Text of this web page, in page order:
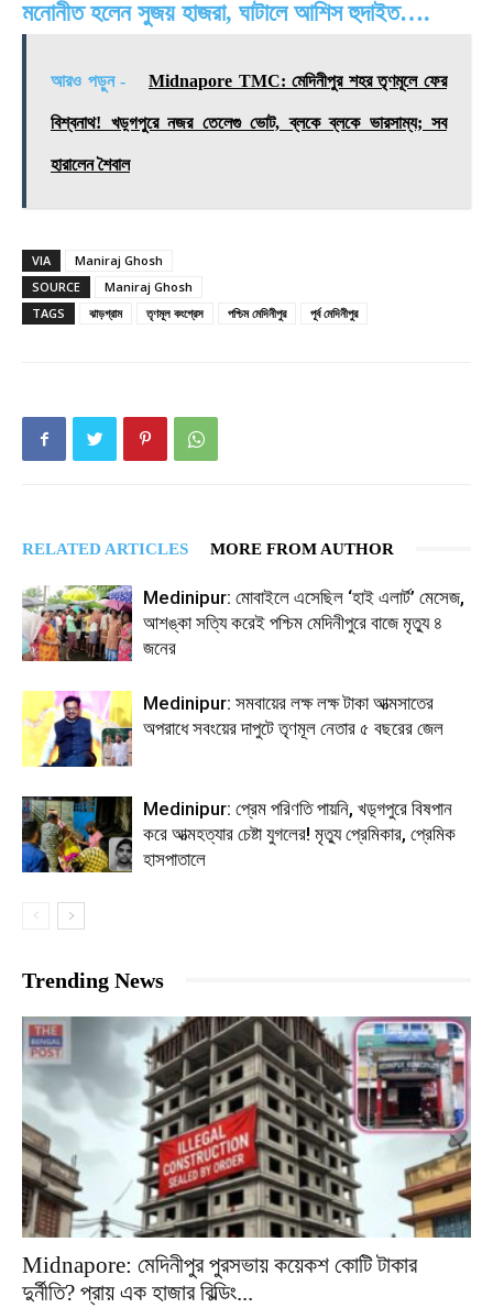
মনোনীত হলেন সুজয় হাজরা, ঘাটালে আশিস হুদাইত….
আরও পড়ুন - Midnapore TMC: মেদিনীপুর শহর তৃণমূলে ফের
বিশ্বনাথ! খড়্গপুরে নজর তেলেগু ভোট, ব্লকে ব্লকে ভারসাম্য; সব
হারালেন শৈবাল
VIA
Maniraj Ghosh
SOURCE
Maniraj Ghosh
TAGS
ঝাড়গ্রাম তৃণমূল কংগ্রেস পশ্চিম মেদিনীপুর পূর্ব মেদিনীপুর
RELATED ARTICLES MORE FROM AUTHOR
Medinipur: মোবাইলে এসেছিল ‘হাই এলার্ট’ মেসেজ,
আশঙ্কা সত্যি করেই পশ্চিম মেদিনীপুরে বাজে মৃত্যু ৪
জনের
Medinipur: সমবায়ের লক্ষ লক্ষ টাকা আত্মসাতের
অপরাধে সবংয়ের দাপুটে তৃণমূল নেতার ৫ বছরের জেল
Medinipur: প্রেম পরিণতি পায়নি, খড়্গপুরে বিষপান
করে আত্মহত্যার চেষ্টা যুগলের! মৃত্যু প্রেমিকার, প্রেমিক
হাসপাতালে
Trending News
Midnapore: মেদিনীপুর পুরসভায় কয়েকশ কোটি টাকার
দুর্নীতি? প্রায় এক হাজার বিল্ডিং...